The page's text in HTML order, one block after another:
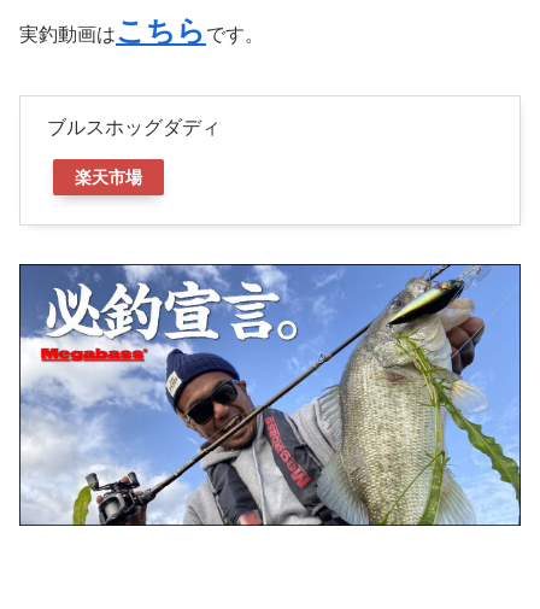
実釣動画はこちら です。
ブルスホッグダディ
楽天市場